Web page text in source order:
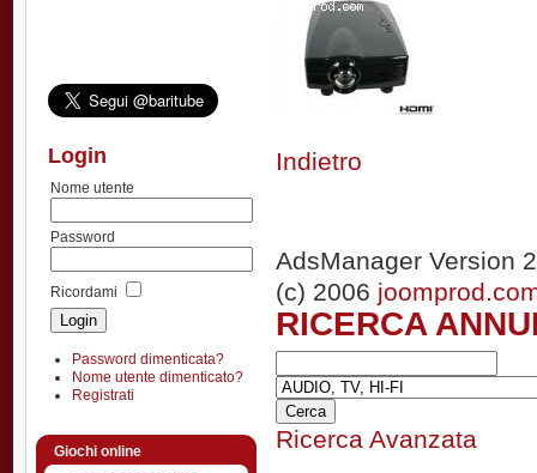
Login
Nome utente
Password
Ricordami
Password dimenticata?
Nome utente dimenticato?
Registrati
Giochi online
Indietro
AdsManager Version
(c) 2006
RICERCA
Ricerca Avanzata